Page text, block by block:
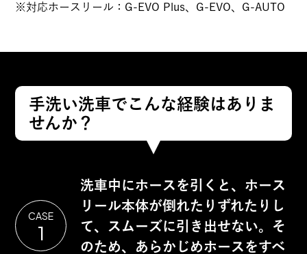
※対応ホースリール：G-EVO Plus、G-EVO、G-AUTO
手洗い洗車でこんな経験はありま
せんか？
CASE
1
洗車中にホースを引くと、ホース
リール本体が倒れたりずれたりし
て、スムーズに引き出せない。そ
のため、あらかじめホースをすべ